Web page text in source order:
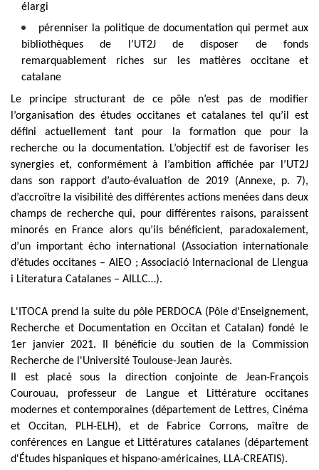
élargi
pérenniser la politique de documentation qui permet aux
bibliothèques de l’UT2J de disposer de fonds
remarquablement riches sur les matières occitane et
catalane
Le principe structurant de ce pôle n’est pas de modifier
l’organisation des études occitanes et catalanes tel qu’il est
défini actuellement tant pour la formation que pour la
recherche ou la documentation. L’objectif est de favoriser les
synergies et, conformément à l’ambition affichée par l’UT2J
dans son rapport d’auto-évaluation de 2019 (Annexe, p. 7),
d’accroître la visibilité des différentes actions menées dans deux
champs de recherche qui, pour différentes raisons, paraissent
minorés en France alors qu’ils bénéficient, paradoxalement,
d’un important écho international (Association internationale
d’études occitanes – AIEO ; Associaciؚó Internacional de Llengua
i Literatura Catalanes – AILLC…).
L'ITOCA prend la suite du pôle PERDOCA (Pôle d'Enseignement,
Recherche et Documentation en Occitan et Catalan) fondé le
1er janvier 2021. Il bénéficie du soutien de la Commission
Recherche de l'Université Toulouse-Jean Jaurès.
Il est placé sous la direction conjointe de Jean-François
Courouau, professeur de Langue et Littérature occitanes
modernes et contemporaines (département de Lettres, Cinéma
et Occitan, PLH-ELH), et de Fabrice Corrons, maître de
conférences en Langue et Littératures catalanes (département
d'Études hispaniques et hispano-américaines, LLA-CREATIS).